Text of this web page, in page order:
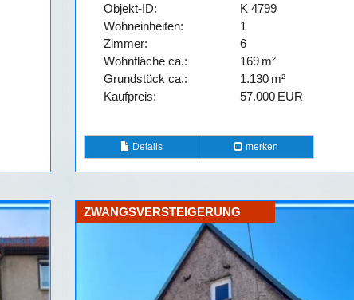
Objekt-ID:
K 4799
Wohneinheiten:
1
Zimmer:
6
Wohnfläche ca.:
169 m²
Grund­stück ca.:
1.130 m²
Kaufpreis:
57.000 EUR
Details merken
ZWANGSVERSTEIGERUNG